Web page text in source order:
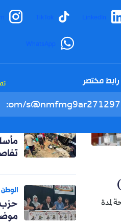
TikTok
Instagram
WhatsApp
الوطن 08-2026
المدرسي
مأساة
تفاصيل
الوطن 08-08-2026
حزب سياسي
موضوع